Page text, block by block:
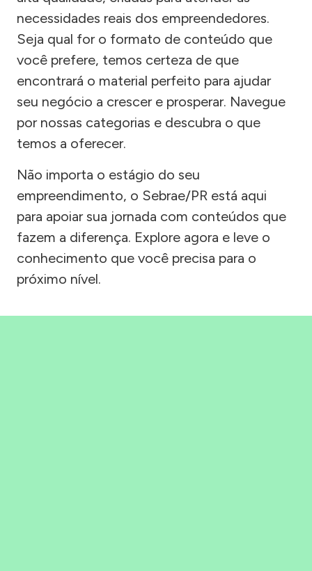
necessidades reais dos empreendedores.
Seja qual for o formato de conteúdo que
você prefere, temos certeza de que
encontrará o material perfeito para ajudar
seu negócio a crescer e prosperar. Navegue
por nossas categorias e descubra o que
temos a oferecer.
Não importa o estágio do seu
empreendimento, o Sebrae/PR está aqui
para apoiar sua jornada com conteúdos que
fazem a diferença. Explore agora e leve o
conhecimento que você precisa para o
próximo nível.